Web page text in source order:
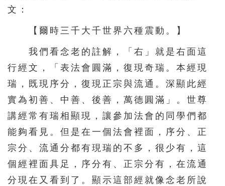
231 232 233 234 235
236 237 238 239 240
241 242 243 244 245
246 247 248 249 250
256 257 258 259 260
文：
【爾時三千大千世界六種震動。】
我們看念老的註解，「右」就是右面這
行經文，「表法會圓滿，復現奇瑞。本經現
瑞，既現序分，復現正宗與流通。深顯此經
實為初善、中善、後善，萬德圓滿」。世尊
講經常有瑞相顯現，讓參加法會的同學們都
能夠看見。但是在一個法會裡面，序分、正
宗分、流通分都有現瑞的不多，很少有，這
個經裡面具足，序分有、正宗分有，在流通
分現在又看到了。顯示這部經就像念老所說